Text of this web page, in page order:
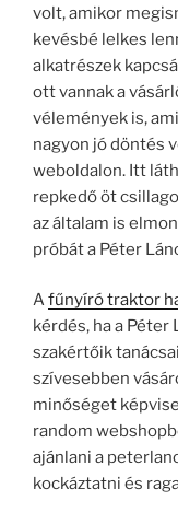
volt, amikor
kevésbé lelkes
alkatrészek
ott vannak a
vélemények is,
nagyon jó döntés
weboldalon. Itt
repkedő öt
az általam is
próbát a Péter
Afűnyíró traktor
kérdés, ha a
szakértőik
szívesebben
minőséget
random
ajánlani a
kockáztatni és